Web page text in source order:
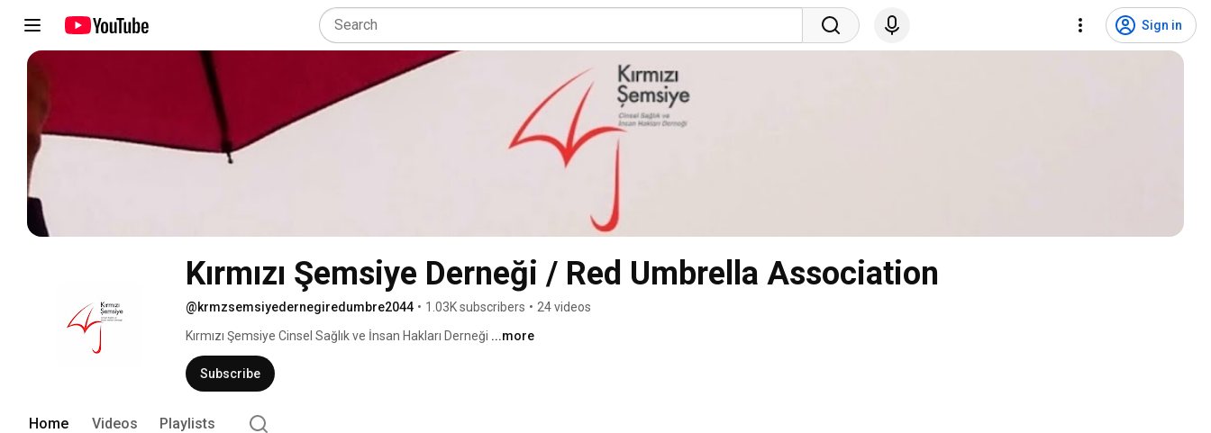
Sign in
Kırmızı Şemsiye Derneği / Red Umbrella Association
@krmzsemsiyedernegiredumbre2044 • 1.03K subscribers • 24 videos
Kırmızı Şemsiye Cinsel Sağlık ve İnsan Hakları Derneği ...more
Subscribe
Home Videos Playlists